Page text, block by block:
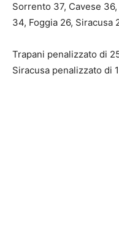
Sorrento 37, Cavese
34, Foggia 26, Siracusa
Trapani penalizzato di
Siracusa penalizzato di